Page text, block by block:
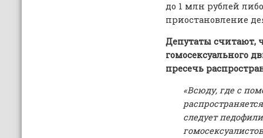
до 1 млн рублей
приостановление
Депутаты считают,
гомосексуального
пресечь
«Всюду, где с
следует